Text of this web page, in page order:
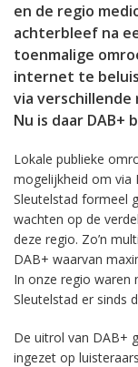
en de regio
achterbleef na
toenmalige
internet te
via
Nu is daar DAB+
Lokale publieke
mogelijkheid om via
Sleutelstad formeel
wachten op de
deze regio. Zo’n
DAB+ waarvan
In onze regio waren
Sleutelstad er sinds
De uitrol van DAB+
ingezet op